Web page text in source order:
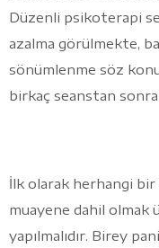
Düzenli psikoterapi
azalma görülmekte,
sönümlenme söz
birkaç seanstan
İlk olarak herhangi
muayene dahil olmak
yapılmalıdır. Birey